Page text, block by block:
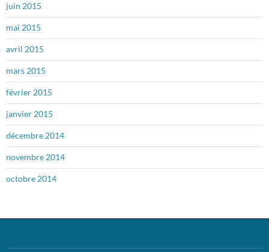
juin 2015
mai 2015
avril 2015
mars 2015
février 2015
janvier 2015
décembre 2014
novembre 2014
octobre 2014